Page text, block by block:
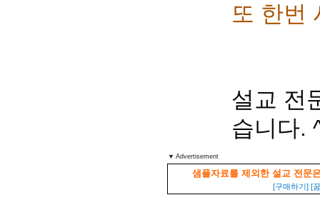
또 한번
설교 전
습니다.
▼ Advertisement
샘플자료를 제외한 설교 전문
[구매하기] [